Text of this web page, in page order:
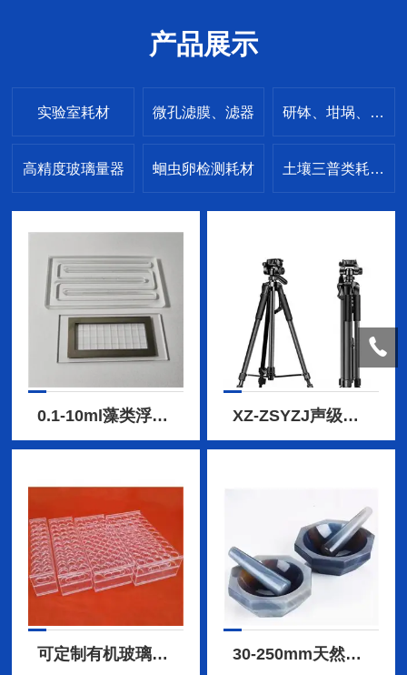
产品展示
实验室耗材 微孔滤膜、滤器 研钵、坩埚、坩埚钳
高精度玻璃量器 蛔虫卵检测耗材 土壤三普类耗材设备
色谱实验耗材 实验室常规设备 软管耗材
中国台湾上银导轨、滑块 组培仪器、耗材 教学标本、切片类
0.1-10ml藻类浮游生物定量计数框 XZ-ZSYZJ声级计|噪声仪支架
可定制有机玻璃试管架 30-250mm天然玛瑙研钵 A 级乳钵